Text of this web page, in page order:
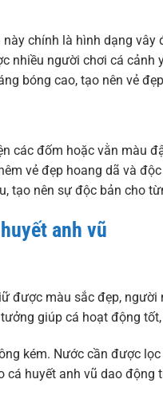
chính là hình dạng
nhiều người chơi cá cảnh
bóng cao, tạo nên vẻ
các đốm hoặc vằn màu
vẻ đẹp hoang dã và
tạo nên sự độc bản cho
anh vũ
được màu sắc đẹp,
giúp cá hoạt động
kém. Nước cần được
huyết anh vũ dao động